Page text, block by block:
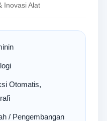
Inovasi Alat
Otomatis,
/ Pengembangan